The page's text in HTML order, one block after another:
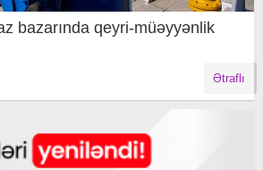
bazarında qeyri-müəyyənlik
Ətraflı